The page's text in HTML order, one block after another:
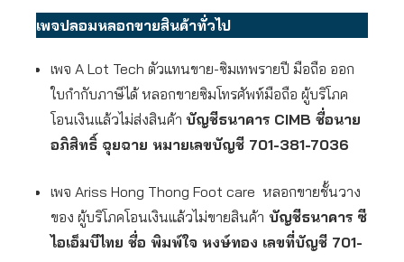
เพจปลอมหลอกขายสินค้าทั่วไป
เพจ A Lot Tech ตัวแทนขาย-ซิมเทพรายปี มือถือ ออก
ใบกำกับภาษีได้ หลอกขายซิมโทรศัพท์มือถือ ผู้บริโภค
โอนเงินแล้วไม่ส่งสินค้า บัญชีธนาคาร CIMB ชื่อนาย
อภิสิทธิ์ ฉุยฉาย หมายเลขบัญชี 701-381-7036
เพจ Ariss Hong Thong Foot care หลอกขายชั้นวาง
ของ ผู้บริโภคโอนเงินแล้วไม่ขายสินค้า บัญชีธนาคาร ซี
ไอเอ็มบีไทย ชื่อ พิมพ์ใจ หงษ์ทอง เลขที่บัญชี 701-